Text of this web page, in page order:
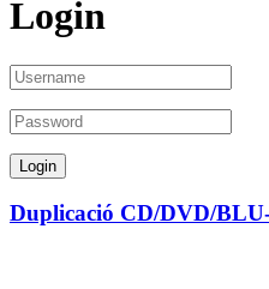
Login
Duplicació CD/DVD/